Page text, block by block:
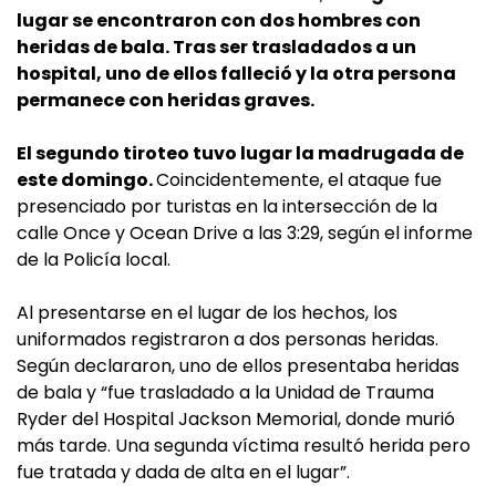
lugar se encontraron con dos hombres con
heridas de bala. Tras ser trasladados a un
hospital, uno de ellos falleció y la otra persona
permanece con heridas graves.
El segundo tiroteo tuvo lugar la madrugada de
este domingo.Coincidentemente, el ataque fue
presenciado por turistas en la intersección de la
calle Once y Ocean Drive a las 3:29, según el informe
de la Policía local.
Al presentarse en el lugar de los hechos, los
uniformados registraron a dos personas heridas.
Según declararon, uno de ellos presentaba heridas
de bala y “fue trasladado a la Unidad de Trauma
Ryder del Hospital Jackson Memorial, donde murió
más tarde. Una segunda víctima resultó herida pero
fue tratada y dada de alta en el lugar”.